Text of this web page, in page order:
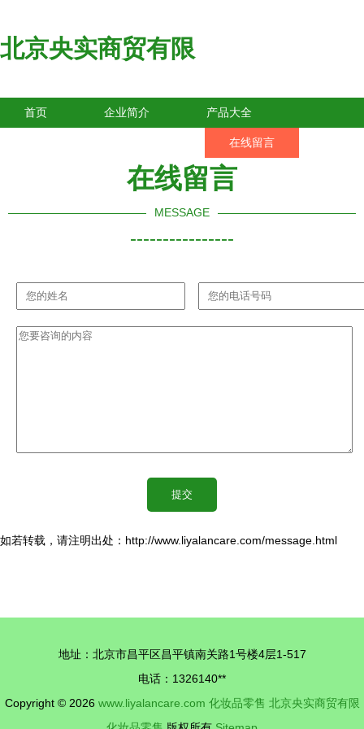
北京央实商贸有限
首页 企业简介 产品大全
在线留言
在线留言
MESSAGE
----------------
如若转载，请注明出处：http://www.liyalancare.com/message.html
地址：北京市昌平区昌平镇南关路1号楼4层1-517
电话：1326140**
Copyright © 2026 www.liyalancare.com 化妆品零售 北京央实商贸有限